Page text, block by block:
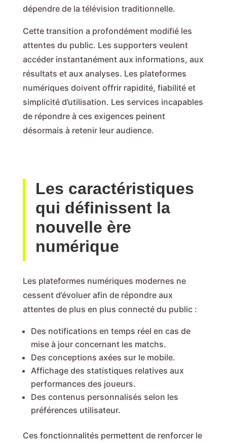
dépendre de la télévision traditionnelle.
Cette transition a profondément modifié les
attentes du public. Les supporters veulent
accéder instantanément aux informations, aux
résultats et aux analyses. Les plateformes
numériques doivent offrir rapidité, fiabilité et
simplicité d’utilisation. Les services incapables
de répondre à ces exigences peinent
désormais à retenir leur audience.
Les caractéristiques
qui définissent la
nouvelle ère
numérique
Les plateformes numériques modernes ne
cessent d’évoluer afin de répondre aux
attentes de plus en plus connecté du public :
Des notifications en temps réel en cas de
mise à jour concernant les matchs.
Des conceptions axées sur le mobile.
Affichage des statistiques relatives aux
performances des joueurs.
Des contenus personnalisés selon les
préférences utilisateur.
Ces fonctionnalités permettent de renforcer le